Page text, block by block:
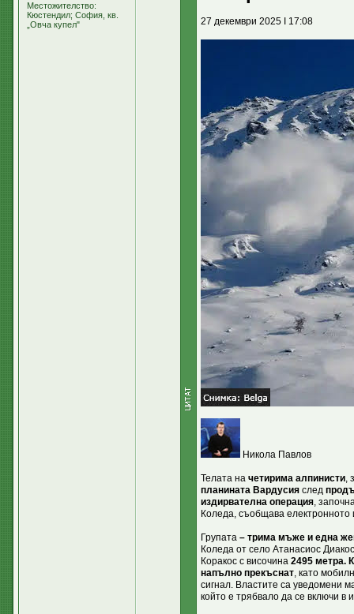
Местожителство:
Кюстендил; София, кв.
„Овча купел"
27 декември 2025 I 17:08
Никола Павлов
Телата на четирима алпинисти,
планината Вардусия след
издирвателна операция,
Коледа, съобщава електронното
Групата – трима мъже и една
Коледа от село Атанасиос
Коракос с височина 2495 метра.
напълно прекъснат, като
сигнал. Властите са уведомени
който е трябвало да се включи в